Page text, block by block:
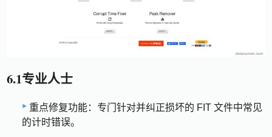
6.1专业人士
重点修复功能：专门针对并纠正损坏的 FIT 文件中常见
的计时错误。